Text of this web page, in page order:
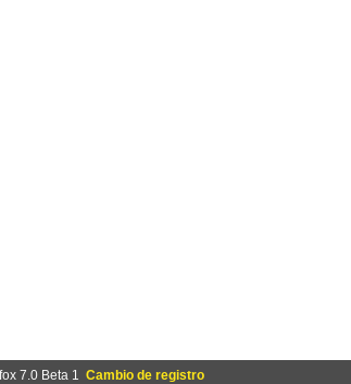
7.0 Beta 1 Cambio de registro